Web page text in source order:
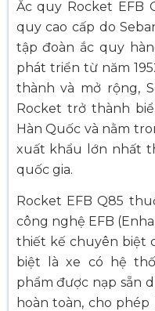
Ắc quy Rocket EFB
quy cao cấp do
tập đoàn ắc quy
phát triển từ năm
thành và mở rộng,
Rocket trở thành
Hàn Quốc và nằm
xuất khẩu lớn nhất
quốc gia.
Rocket EFB Q85
công nghệ EFB
thiết kế chuyên biệt
biệt là xe có hệ
phẩm được nạp sẵn
hoàn toàn, cho